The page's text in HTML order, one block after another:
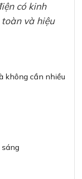
có kinh
và hiệu
không cần nhiều
sáng